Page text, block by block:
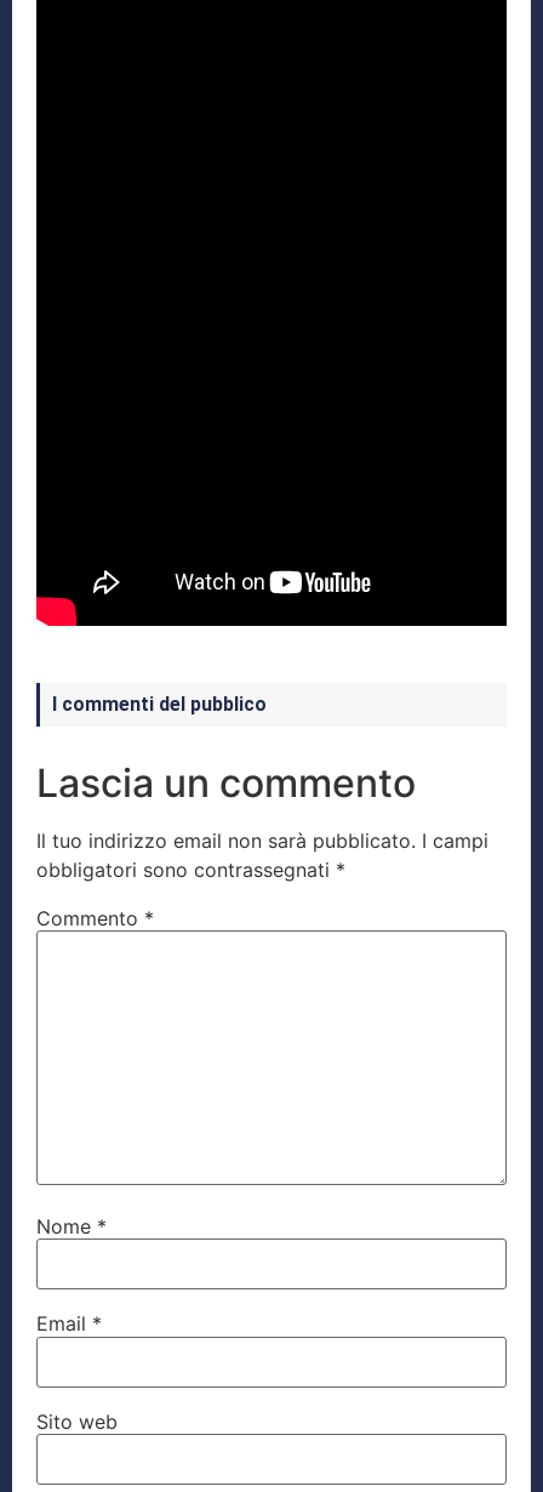
I commenti del pubblico
Lascia un commento
Il tuo indirizzo email non sarà pubblicato. I campi
obbligatori sono contrassegnati *
Commento *
Nome *
Email *
Sito web